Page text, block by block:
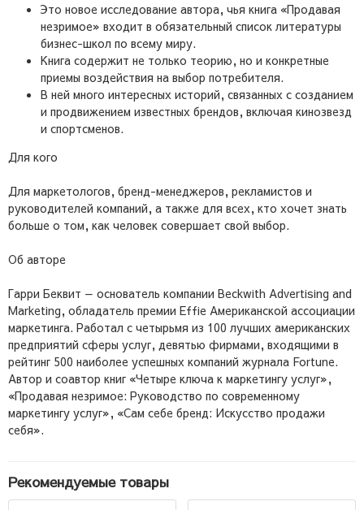
Это новое исследование автора, чья книга «Продавая
незримое» входит в обязательный список литературы
бизнес-школ по всему миру.
Книга содержит не только теорию, но и конкретные
приемы воздействия на выбор потребителя.
В ней много интересных историй, связанных с созданием
и продвижением известных брендов, включая кинозвезд
и спортсменов.
Для кого
Для маркетологов, бренд-менеджеров, рекламистов и
руководителей компаний, а также для всех, кто хочет знать
больше о том, как человек совершает свой выбор.
Об авторе
Гарри Беквит — основатель компании Beckwith Advertising and
Marketing, обладатель премии Effie Американской ассоциации
маркетинга. Работал с четырьмя из 100 лучших американских
предприятий сферы услуг, девятью фирмами, входящими в
рейтинг 500 наиболее успешных компаний журнала Fortune.
Автор и соавтор книг «Четыре ключа к маркетингу услуг»,
«Продавая незримое: Руководство по современному
маркетингу услуг», «Сам себе бренд: Искусство продажи
себя».
Рекомендуемые товары